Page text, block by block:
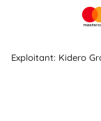
Exploitant: Kidero